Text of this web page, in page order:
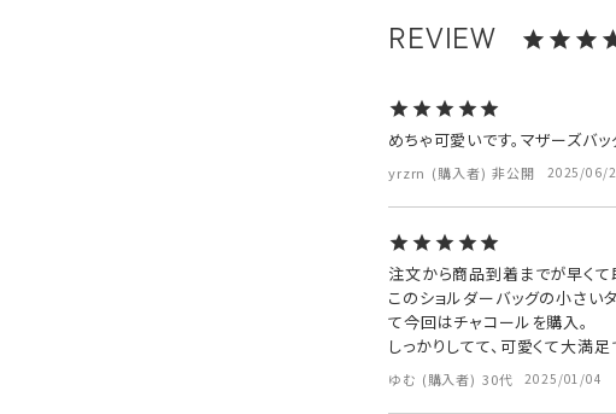
yrzrn 購入者 非公開 2025/06/
めちゃ可愛いです。マザーズバ
ゆむ 購入者 30代 2025/01/04
注文から商品到着までが早くて
このショルダーバッグの小さい
て今回はチャコールを購入。
しっかりしてて、可愛くて大満足